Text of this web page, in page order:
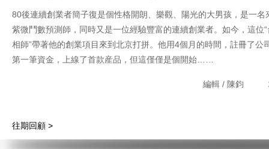
80後連續創業者簡子復是個性格開朗、樂觀、陽光的大男孩，是一名
紫微鬥數預測師，同時又是一位經驗豐富的連續創業者。如今，這位
相師”帶著他的創業項目來到北京打拼。他用4個月的時間，註冊了公
第一筆資金，上線了首款産品，但這僅僅是個開始……
編輯 / 陳鈞
往期回顧 >